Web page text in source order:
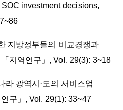
investment decisions,
지방정부들의 비교경쟁과
지역연구」, Vol. 29(3): 3~18
라 광역시·도의 서비스업
구」, Vol. 29(1): 33~47